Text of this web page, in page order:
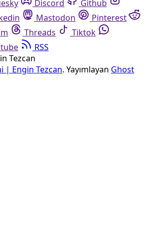
Discord
Github
Mastodon
Pinterest
Threads
Tiktok
RSS
Tezcan
| Engin Tezcan. Yayımlayan Ghost